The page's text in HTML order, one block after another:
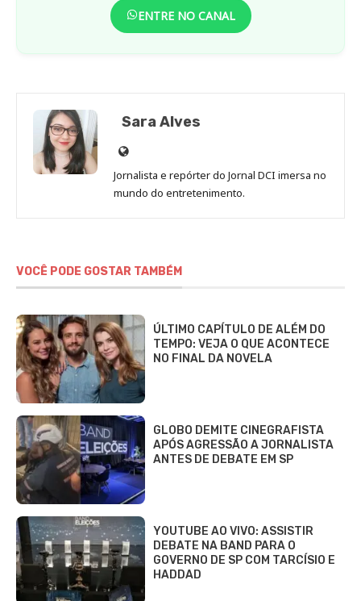
ENTRE NO CANAL
Sara Alves
Site
de
Sara
Jornalista e repórter do Jornal DCI imersa no
mundo do entretenimento.
VOCÊ PODE GOSTAR TAMBÉM
ÚLTIMO CAPÍTULO DE ALÉM DO
TEMPO: VEJA O QUE ACONTECE
NO FINAL DA NOVELA
GLOBO DEMITE CINEGRAFISTA
APÓS AGRESSÃO A JORNALISTA
ANTES DE DEBATE EM SP
YOUTUBE AO VIVO: ASSISTIR
DEBATE NA BAND PARA O
GOVERNO DE SP COM TARCÍSIO E
HADDAD